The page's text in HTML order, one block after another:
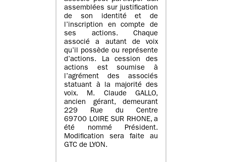
assemblées sur justification
de son identité et de
l’inscription en compte de
ses actions. Chaque
associé a autant de voix
qu’il possède ou représente
d’actions. La cession des
actions est soumise à
l’agrément des associés
statuant à la majorité des
voix. M. Claude GALLO,
ancien gérant, demeurant
229 Rue du Centre
69700 LOIRE SUR RHONE, a
été nommé Président.
Modification sera faite au
GTC de LYON.